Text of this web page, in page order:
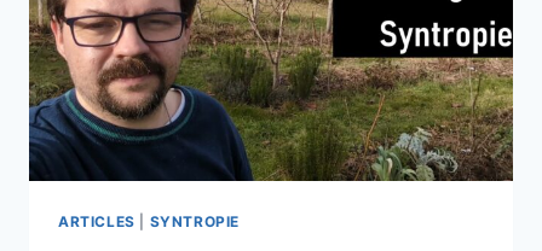
PÉPINIÈRE
TI-
LIPOUZ
ARTICLES SYNTROPIE